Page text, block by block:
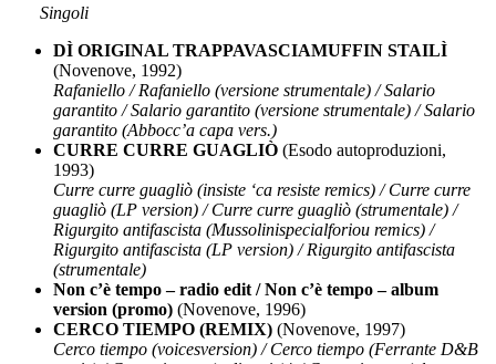
Singoli
DÌ ORIGINAL TRAPPAVASCIAMUFFIN STAILÌ
(Novenove, 1992)
Rafaniello / Rafaniello (versione strumentale) / Salario
garantito / Salario garantito (versione strumentale) / Salario
garantito (Abbocc’a capa vers.)
CURRE CURRE GUAGLIÒ (Esodo autoproduzioni,
1993)
Curre curre guagliò (insiste ‘ca resiste remics) / Curre curre
guagliò (LP version) / Curre curre guagliò (strumentale) /
Rigurgito antifascista (Mussolinispecialforiou remics) /
Rigurgito antifascista (LP version) / Rigurgito antifascista
(strumentale)
Non c’è tempo – radio edit / Non c’è tempo – album
version (promo) (Novenove, 1996)
CERCO TIEMPO (REMIX) (Novenove, 1997)
Cerco tiempo (voicesversion) / Cerco tiempo (Ferrante D&B